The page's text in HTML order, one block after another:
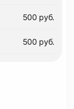
500 руб.
500 руб.